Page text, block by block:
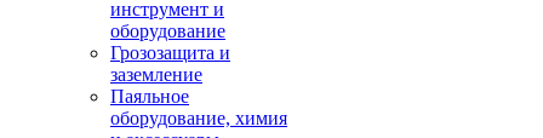
инструмент и
оборудование
Грозозащита и
заземление
Паяльное
оборудование, химия